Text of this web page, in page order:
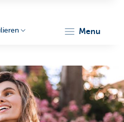
menu